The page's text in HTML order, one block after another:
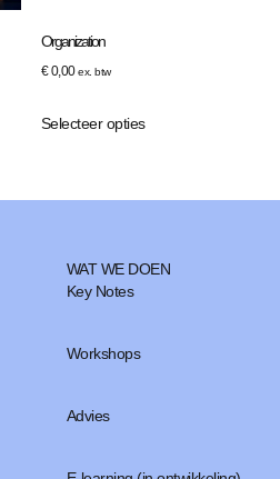
Organization
€0,00 ex. btw
Selecteer opties
WAT WE DOEN
Key Notes
Workshops
Advies